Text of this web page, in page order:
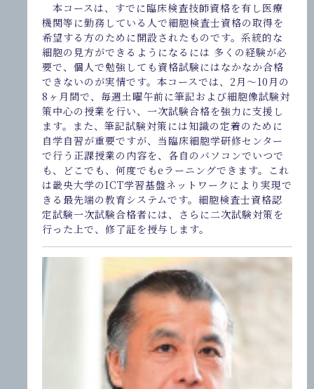
本コースは、すでに臨床検査技師資格を有し医療
機関等に勤務している人で細胞検査士資格の取得を
希望する方のために開設されたものです。系統的な
細胞の見方ができるようになるには 多くの経験が必
要で、個人で勉強しても資格試験にはなかなか合格
できないのが実情です。本コースでは、2月～10月の
8ヶ月間で、毎週土曜午前に筆記および細胞像試験対
策中心の授業を行い、一次試験合格を強力に支援し
ます。また、筆記試験対策には知識の定着のために
自学自習が重要ですが、当臨床細胞学研修センター
で行う正課授業の内容を、各自のバソコンでいつで
も、どこでも、何度でもeラーニングできます。これ
は畿央大学のICT学習基盤ネットワークにより実現で
きる最先端の教育システムです。細胞検査士資格認
定試験一次試験合格者には、さらに二次試験対策を
行った上で、修了証を授与します。